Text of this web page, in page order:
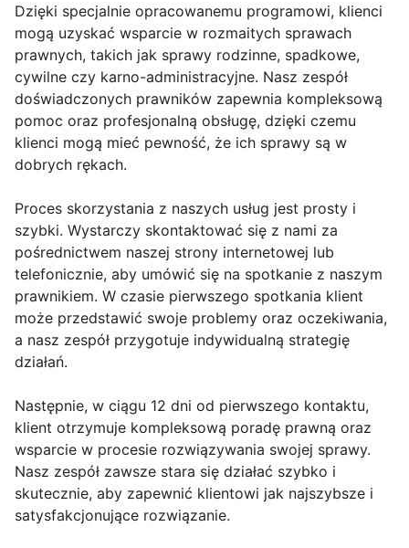
Dzięki specjalnie opracowanemu programowi, klienci
mogą uzyskać wsparcie w rozmaitych sprawach
prawnych, takich jak sprawy rodzinne, spadkowe,
cywilne czy karno-administracyjne. Nasz zespół
doświadczonych prawników zapewnia kompleksową
pomoc oraz profesjonalną obsługę, dzięki czemu
klienci mogą mieć pewność, że ich sprawy są w
dobrych rękach.
Proces skorzystania z naszych usług jest prosty i
szybki. Wystarczy skontaktować się z nami za
pośrednictwem naszej strony internetowej lub
telefonicznie, aby umówić się na spotkanie z naszym
prawnikiem. W czasie pierwszego spotkania klient
może przedstawić swoje problemy oraz oczekiwania,
a nasz zespół przygotuje indywidualną strategię
działań.
Następnie, w ciągu 12 dni od pierwszego kontaktu,
klient otrzymuje kompleksową poradę prawną oraz
wsparcie w procesie rozwiązywania swojej sprawy.
Nasz zespół zawsze stara się działać szybko i
skutecznie, aby zapewnić klientowi jak najszybsze i
satysfakcjonujące rozwiązanie.